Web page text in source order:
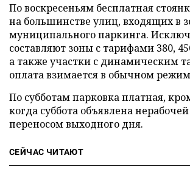
По воскресеньям бесплатная
на большинстве улиц, входящих в
муниципального паркинга.
составляют зоны с тарифами 380,
а также участки с динамическим
оплата взимается в обычном
По субботам парковка платная,
когда суббота объявлена нерабочей
переносом выходного дня.
СЕЙЧАС ЧИТАЮТ